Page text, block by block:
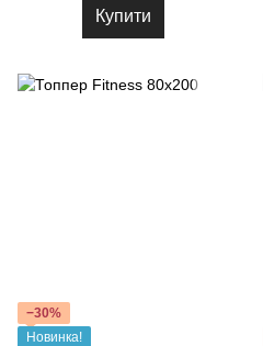
Купити
−30%
Новинка!